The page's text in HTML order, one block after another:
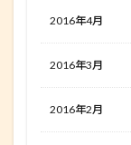
2016年4月
2016年3月
2016年2月